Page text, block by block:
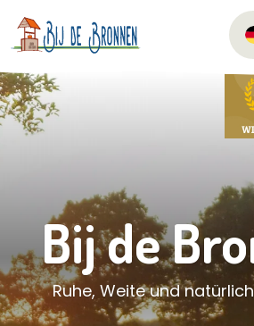
Bij de
Ruhe, Weite und